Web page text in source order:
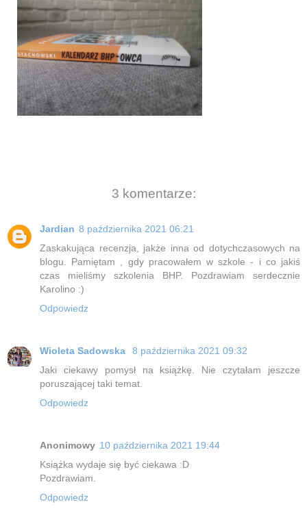
3 komentarze:
Jardian 8 października 2021 06:21
Zaskakująca recenzja, jakże inna od dotychczasowych na
blogu. Pamiętam , gdy pracowałem w szkole - i co jakiś
czas mieliśmy szkolenia BHP. Pozdrawiam serdecznie
Karolino :)
Odpowiedz
Wioleta Sadowska
8 października 2021 09:32
Jaki ciekawy pomysł na książkę. Nie czytałam jeszcze
poruszającej taki temat.
Odpowiedz
Anonimowy 10 października 2021 19:44
Książka wydaje się być ciekawa :D
Pozdrawiam.
Odpowiedz